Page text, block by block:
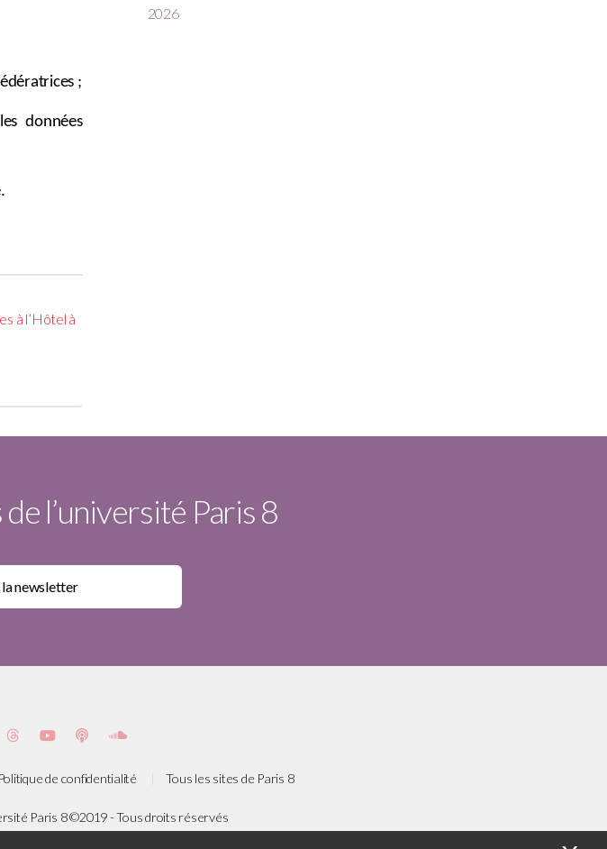
;
données
à l’Hôtel à
2026
l’université Paris 8
Politique de confidentialité Tous les sites de Paris 8
Paris 8 ©2019 - Tous droits réservés